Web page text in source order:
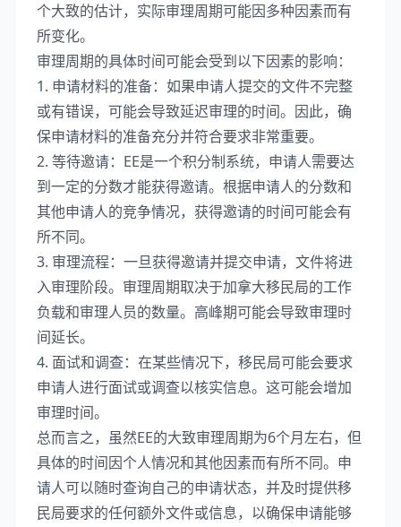
个大致的估计，实际审理周期可能因多种因素而有
所变化。
审理周期的具体时间可能会受到以下因素的影响：
1. 申请材料的准备：如果申请人提交的文件不完整
或有错误，可能会导致延迟审理的时间。因此，确
保申请材料的准备充分并符合要求非常重要。
2. 等待邀请：EE是一个积分制系统，申请人需要达
到一定的分数才能获得邀请。根据申请人的分数和
其他申请人的竞争情况，获得邀请的时间可能会有
所不同。
3. 审理流程：一旦获得邀请并提交申请，文件将进
入审理阶段。审理周期取决于加拿大移民局的工作
负载和审理人员的数量。高峰期可能会导致审理时
间延长。
4. 面试和调查：在某些情况下，移民局可能会要求
申请人进行面试或调查以核实信息。这可能会增加
审理时间。
总而言之，虽然EE的大致审理周期为6个月左右，但
具体的时间因个人情况和其他因素而有所不同。申
请人可以随时查询自己的申请状态，并及时提供移
民局要求的任何额外文件或信息，以确保申请能够